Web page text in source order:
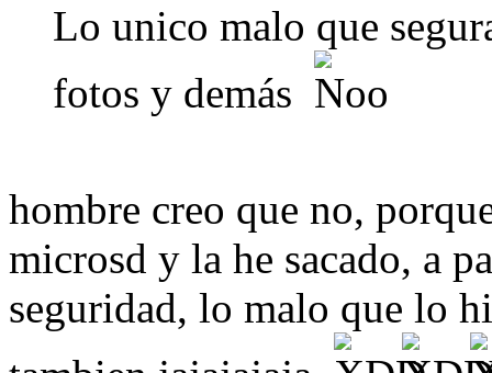
Lo unico malo que
fotos y demás
hombre creo que no,
microsd y la he sacado, a
seguridad, lo malo que lo